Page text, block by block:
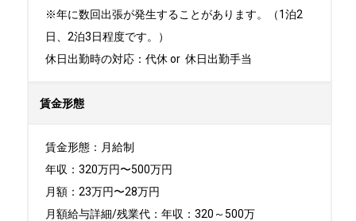
※年に数回出張が発生することがあります。（1泊2
日、2泊3日程度です。）
休日出勤時の対応：代休 or  休日出勤手当
賃金形態
賃金形態：月給制
年収：320万円〜500万円
月額：23万円〜28万円
月額給与詳細/残業代：年収：320～500万